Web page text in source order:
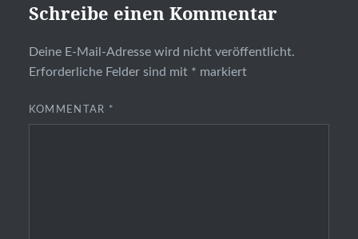
Schreibe einen Kommentar
Deine E-Mail-Adresse wird nicht veröffentlicht.
Erforderliche Felder sind mit * markiert
KOMMENTAR *